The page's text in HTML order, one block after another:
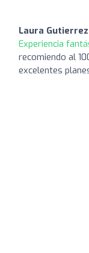
Laura Gutierrez
Experiencia
recomiendo al
excelentes